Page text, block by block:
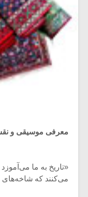
معرفی موسیقی و
«تاریخ به ما
می‌کنند که شاخه‌های